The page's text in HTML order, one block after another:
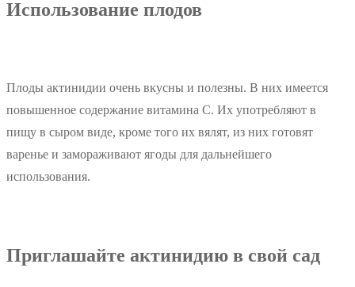
Использование плодов
Плоды актинидии очень вкусны и полезны. В них имеется
повышенное содержание витамина С. Их употребляют в
пищу в сыром виде, кроме того их вялят, из них готовят
варенье и замораживают ягоды для дальнейшего
использования.
Приглашайте актинидию в свой сад